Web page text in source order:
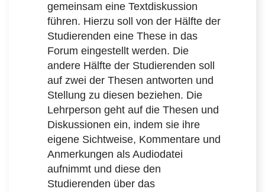
gemeinsam eine Textdiskussion
führen. Hierzu soll von der Hälfte der
Studierenden eine These in das
Forum eingestellt werden. Die
andere Hälfte der Studierenden soll
auf zwei der Thesen antworten und
Stellung zu diesen beziehen. Die
Lehrperson geht auf die Thesen und
Diskussionen ein, indem sie ihre
eigene Sichtweise, Kommentare und
Anmerkungen als Audiodatei
aufnimmt und diese den
Studierenden über das